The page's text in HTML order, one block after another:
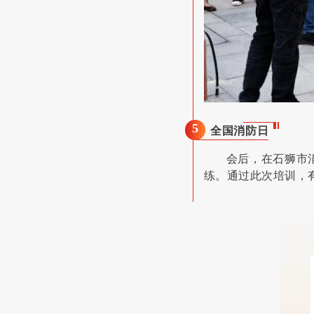
5 全国消防日
会后，在石狮市
练。通过此次培训，